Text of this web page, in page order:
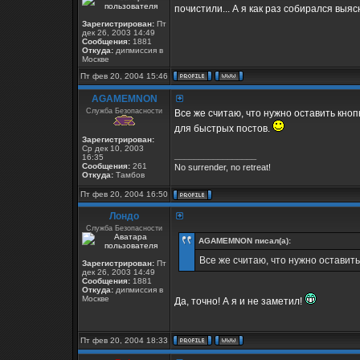
Зарегистрирован: Пт
дек 26, 2003 14:49
Сообщения: 1881
Откуда: дипмиссия в
Москве
почистили... А я как раз собирался
Пт фев 20, 2004 15:46
AGAMEMNON
Служба Безопасности
Зарегистрирован:
Ср дек 10, 2003
16:35
Сообщения: 261
Откуда: Тамбов
Все же считаю, что нужно оставить
для быстрых постов.
No surrender, no retreat!
Пт фев 20, 2004 16:50
Лондо
Служба Безопасности
Зарегистрирован: Пт
дек 26, 2003 14:49
Сообщения: 1881
Откуда: дипмиссия в
Москве
AGAMEMNON писал(а):
Все же считаю, что нужно
Да, точно! А я и не заметил!
Пт фев 20, 2004 18:33